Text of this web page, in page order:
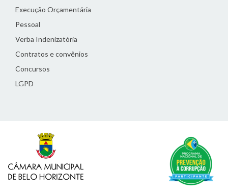
Execução Orçamentária
Pessoal
Verba Indenizatória
Contratos e convênios
Concursos
LGPD